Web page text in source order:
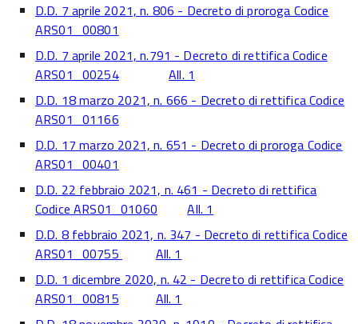
D.D. 7 aprile 2021, n. 806 - Decreto di proroga Codice
ARS01_00801
D.D. 7 aprile 2021, n.791 - Decreto di rettifica Codice
ARS01_00254
All. 1
D.D. 18 marzo 2021, n. 666 - Decreto di rettifica Codice
ARS01_01166
D.D. 17 marzo 2021, n. 651 - Decreto di proroga Codice
ARS01_00401
D.D. 22 febbraio 2021, n. 461 - Decreto di rettifica
Codice ARS01_01060
All. 1
D.D. 8 febbraio 2021, n. 347 - Decreto di rettifica Codice
ARS01_00755
All. 1
D.D. 1 dicembre 2020, n. 42 - Decreto di rettifica Codice
ARS01_00815
All. 1